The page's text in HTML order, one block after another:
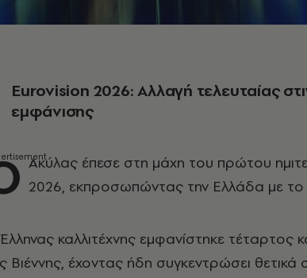
Eurovision 2026: Αλλαγή τελευταίας
εμφάνισης
Ακύλας έπεσε στη μάχη του πρώτου
2026, εκπροσωπώντας την Ελλάδα με το
καλλιτέχνης εμφανίστηκε τέταρτος
Βιέννης, έχοντας ήδη συγκεντρώσει θετικά